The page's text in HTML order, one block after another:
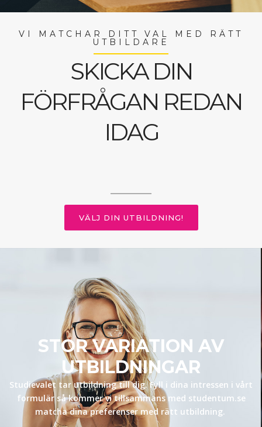
VI MATCHAR DITT VAL MED RÄTT
UTBILDARE
SKICKA DIN
FÖRFRÅGAN REDAN
IDAG
VÄLJ DIN UTBILDNING!
STOR VARIATION AV
UTBILDNINGAR
Studievalet tar utbildning till dig. Fyll i dina intressen i vårt
formulär så kommer vi tillsammans med studentum.se
matcha dina preferenser med rätt utbildning.